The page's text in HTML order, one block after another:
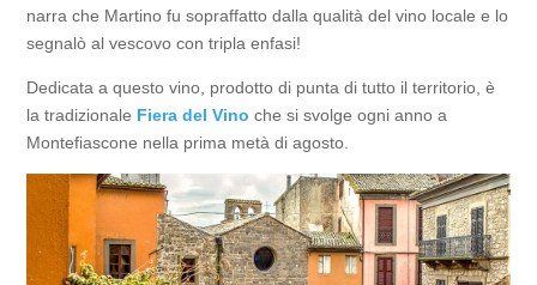
narra che Martino fu sopraffatto dalla qualità del vino locale e lo
segnalò al vescovo con tripla enfasi!
Dedicata a questo vino, prodotto di punta di tutto il territorio, è
la tradizionale Fiera del Vino che si svolge ogni anno a
Montefiascone nella prima metà di agosto.